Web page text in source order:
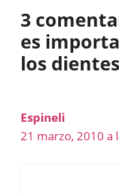
3
es
los
Espineli
21 marzo, 2010 a